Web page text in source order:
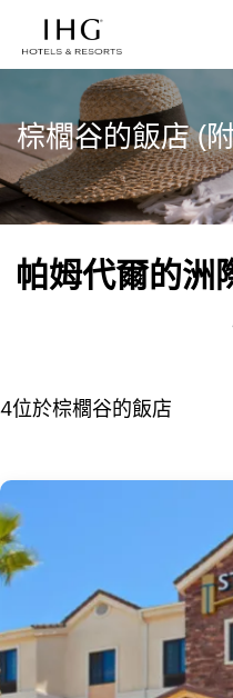
棕櫚谷的飯店 (
帕姆代爾的洲
4位於棕櫚谷的飯店